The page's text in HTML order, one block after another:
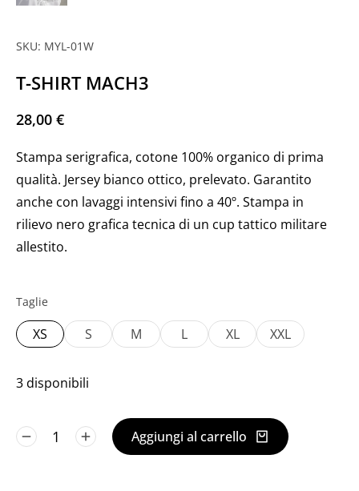
SKU: MYL-01W
T-SHIRT MACH3
28,00 €
Stampa serigrafica, cotone 100% organico di prima
qualità. Jersey bianco ottico, prelevato. Garantito
anche con lavaggi intensivi fino a 40º. Stampa in
rilievo nero grafica tecnica di un cup tattico militare
allestito.
Taglie
XS S M L XL XXL
3 disponibili
Aggiungi al carrello